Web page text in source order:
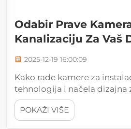
Odabir Prave
Kanalizaciju Za Vaš
2025-12-19 16:00:09
Kako rade kamere za
tehnologija i načela dizajna
objekte Slikanje, osvjetljenje
lokacije u modernim
odvodnje Današnje kamere
POKAŽI VIŠE